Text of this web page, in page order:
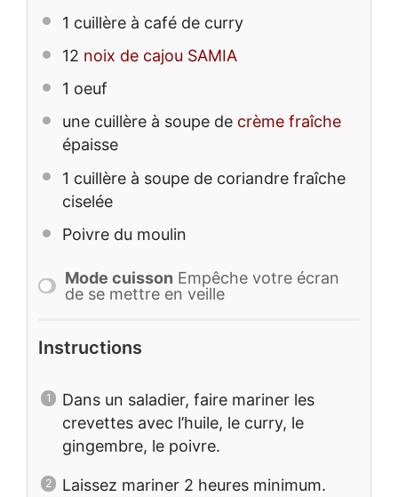
1 cuillère à café de curry
12 noix de cajou SAMIA
1 oeuf
une cuillère à soupe de crème fraîche
épaisse
1 cuillère à soupe de coriandre fraîche
ciselée
Poivre du moulin
Mode cuisson Empêche votre écran
de se mettre en veille
Instructions
Dans un saladier, faire mariner les
crevettes avec l’huile, le curry, le
gingembre, le poivre.
Laissez mariner 2 heures minimum.